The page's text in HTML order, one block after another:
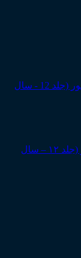
مذاکرات و آراء هیأت عمومی دیوان عالی کشور (جلد ۱۲ – سال